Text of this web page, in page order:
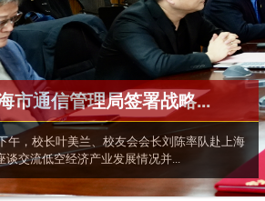
市通信管理局签署战略...
校长叶美兰、校友会会长刘陈率队赴上海
谈交流低空经济产业发展情况并...